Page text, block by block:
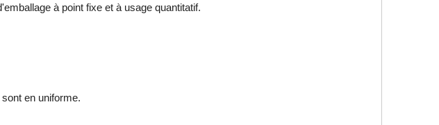
à point fixe et à usage quantitatif.
en uniforme.